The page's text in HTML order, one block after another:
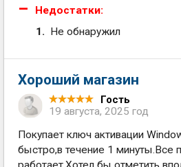
Недостатки:
Не обнаружил
Хороший магазин
Гость
19 августа, 2025 год
Покупает ключ активации
быстро,в течение 1 минуты.Все